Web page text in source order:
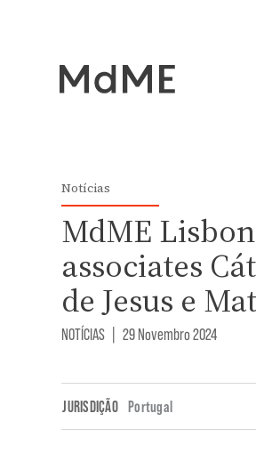
Notícias
MdME
associates
de Jesus e
NOTÍCIAS 29 Novembro 2024
JURISDIÇÃO Portugal